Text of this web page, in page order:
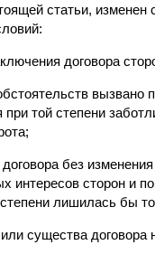
статьи,
договора
вызвано
при той степени
без
интересов сторон и
лишилась бы
существа договора